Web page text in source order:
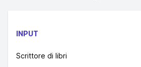
INPUT
Scrittore di libri